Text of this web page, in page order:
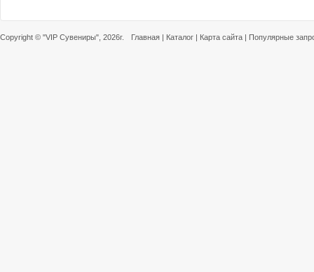
Copyright © "VIP Сувениры" , 2026г. Главная | Каталог | Карта сайта | Популярные